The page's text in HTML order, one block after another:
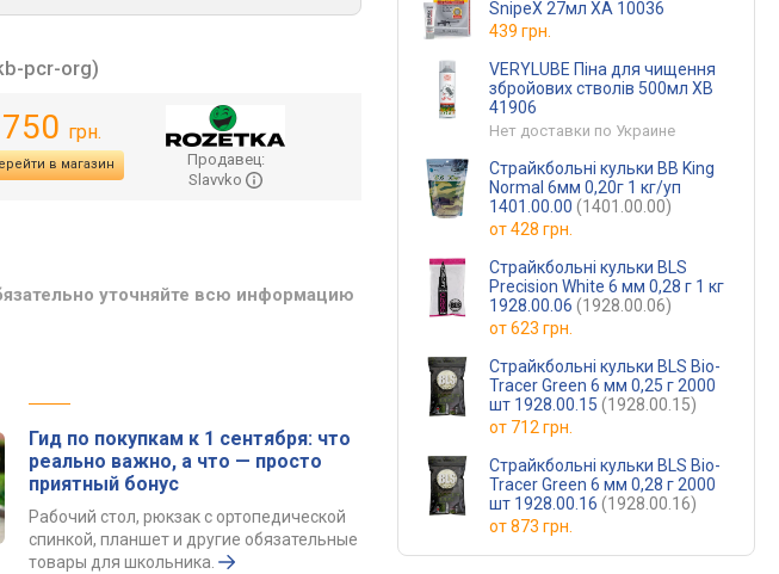
pcr-org)
750 грн.
в магазин
Продавец:
Slavvko
уточняйте всю информацию
Гид по покупкам к 1 сентября: что
реально важно, а что — просто
приятный бонус
Рабочий стол, рюкзак с ортопедической
спинкой, планшет и другие обязательные
товары для школьника.
SnipeX 27мл XA 10036
439 грн.
VERYLUBE Піна для чищення
збройових стволів 500мл XB
41906
Нет доставки по Украине
Страйкбольні кульки BB King
Normal 6мм 0,20г 1 кг/уп
1401.00.00 (1401.00.00)
от428 грн.
Страйкбольні кульки BLS
Precision White 6 мм 0,28 г 1 кг
1928.00.06 (1928.00.06)
от623 грн.
Страйкбольні кульки BLS Bio-
Tracer Green 6 мм 0,25 г 2000
шт 1928.00.15 (1928.00.15)
от 712 грн.
Страйкбольні кульки BLS Bio-
Tracer Green 6 мм 0,28 г 2000
шт 1928.00.16 (1928.00.16)
от873 грн.